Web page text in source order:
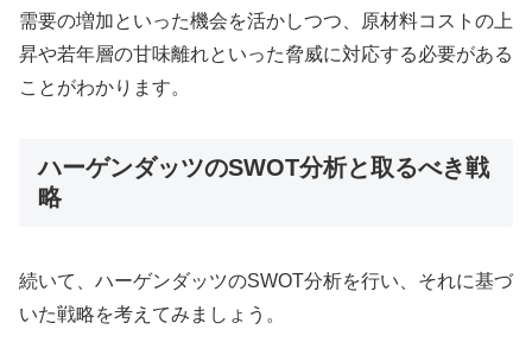
需要の増加といった機会を活かしつつ、原材料コストの上
昇や若年層の甘味離れといった脅威に対応する必要がある
ことがわかります。
ハーゲンダッツのSWOT分析と取るべき戦
略
続いて、ハーゲンダッツのSWOT分析を行い、それに基づ
いた戦略を考えてみましょう。